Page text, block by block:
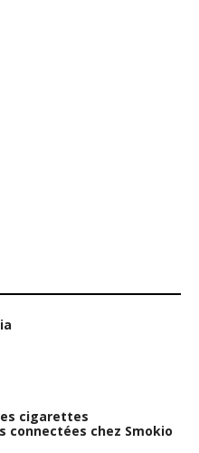
cigarettes
connectées chez Smokio